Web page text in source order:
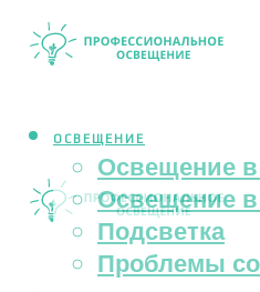
ОСВЕЩЕНИЕ
Освещение в
Освещение в
Подсветка
Проблемы